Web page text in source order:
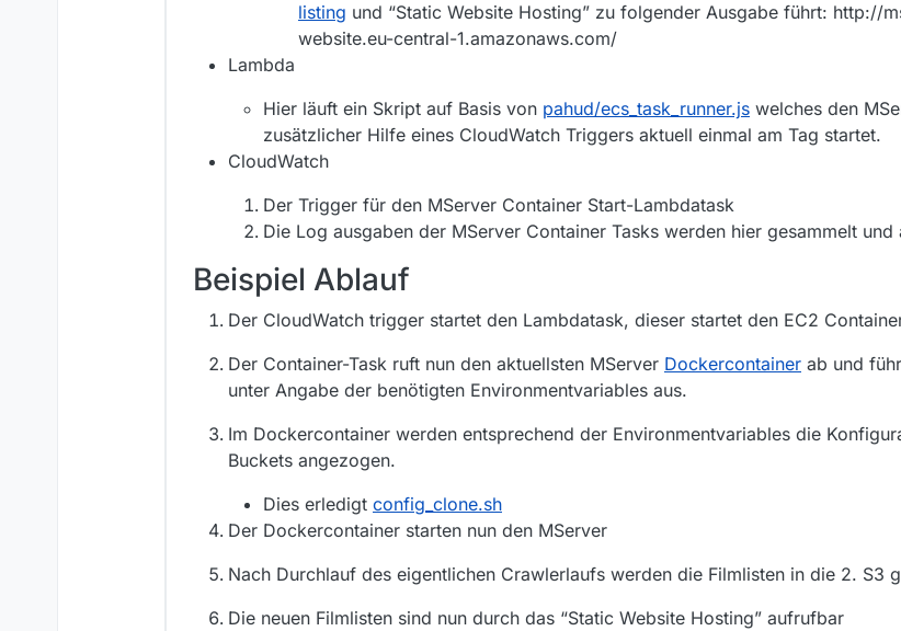
listing und “Static Website Hosting” zu folgender Ausgabe führt: http://
website.eu-central-1.amazonaws.com/
Lambda
Hier läuft ein Skript auf Basis von pahud/ecs_task_runner.js welches den
zusätzlicher Hilfe eines CloudWatch Triggers aktuell einmal am Tag startet.
CloudWatch
Der Trigger für den MServer Container Start-Lambdatask
Die Log ausgaben der MServer Container Tasks werden hier gesammelt und
Beispiel Ablauf
Der CloudWatch trigger startet den Lambdatask, dieser startet den EC2
Der Container-Task ruft nun den aktuellsten MServer Dockercontainer ab und
unter Angabe der benötigten Environmentvariables aus.
Im Dockercontainer werden entsprechend der Environmentvariables die
Buckets angezogen.
Dies erledigt config_clone.sh
Der Dockercontainer starten nun den MServer
Nach Durchlauf des eigentlichen Crawlerlaufs werden die Filmlisten in die 2. S3
Die neuen Filmlisten sind nun durch das “Static Website Hosting” aufrufbar